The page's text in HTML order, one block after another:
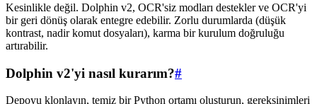
Kesinlikle değil. Dolphin v2, OCR'siz modları destekler ve OCR'yi
bir geri dönüş olarak entegre edebilir. Zorlu durumlarda (düşük
kontrast, nadir komut dosyaları), karma bir kurulum doğruluğu
artırabilir.
Dolphin v2'yi nasıl kurarım?#
Depoyu klonlayın, temiz bir Python ortamı oluşturun, gereksinimleri